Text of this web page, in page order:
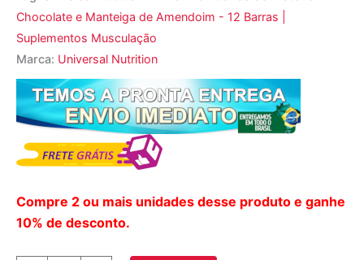
Chocolate e Manteiga de Amendoim - 12 Barras |
Suplementos Musculação
Marca: Universal Nutrition
Compre 2 ou mais unidades desse produto e ganhe
10% de desconto.